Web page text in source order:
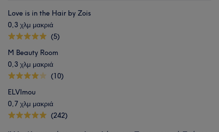
Love is in the Hair by Zois
0,3 χλμ μακριά
(5)
M Beauty Room
0,3 χλμ μακριά
(10)
ELVImou
0,7 χλμ μακριά
(242)